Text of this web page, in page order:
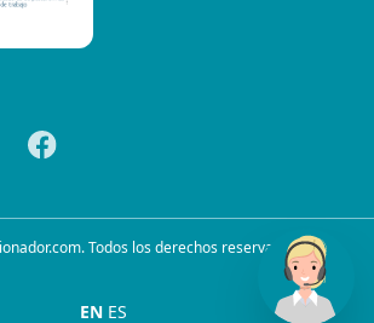
Todos los derechos reservados.
EN ES